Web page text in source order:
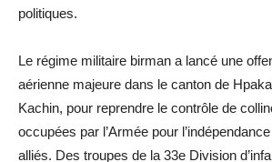
politiques.
Le régime militaire birman a lancé une
aérienne majeure dans le canton de
Kachin, pour reprendre le contrôle de
occupées par l’Armée pour
alliés. Des troupes de la 33e Division